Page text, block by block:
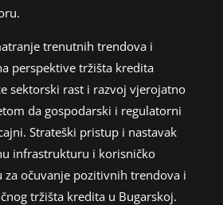
trenutnih trendova i
perspektive tržišta kredita
sektorski rast i razvoj vjerojatno
da gospodarski i regulatorni
Strateški pristup i nastavak
infrastrukturu i korisničko
za očuvanje pozitivnih trendova i
tržišta kredita u Bugarskoj.